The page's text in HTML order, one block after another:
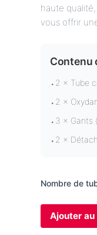
haute
vous offrir
Contenu
• 2 × Tube
• 2 ×
• 3 × Gants
• 2 ×
Nombre de
Ajouter au